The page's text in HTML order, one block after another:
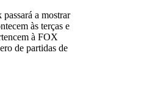
a mostrar
às terças e
à FOX
de partidas de